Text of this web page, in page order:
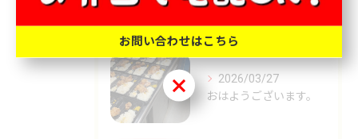
2026/03/27
おはようございます。
お問い合わせはこちら
お問い合わせはこちら